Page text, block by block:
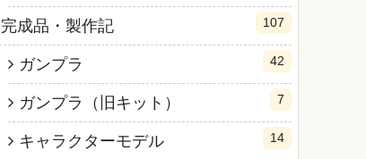
完成品・製作記 107
ガンプラ 42
ガンプラ（旧キット） 7
キャラクターモデル 14